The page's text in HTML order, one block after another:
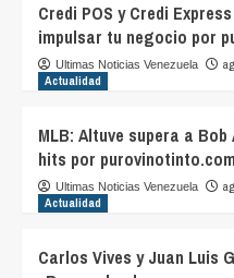
Credi POS y Credi
impulsar tu negocio por
Ultimas Noticias Venezuela
Actualidad
MLB: Altuve supera a
hits por purovinotinto.com
Ultimas Noticias Venezuela
Actualidad
Carlos Vives y Juan Luis